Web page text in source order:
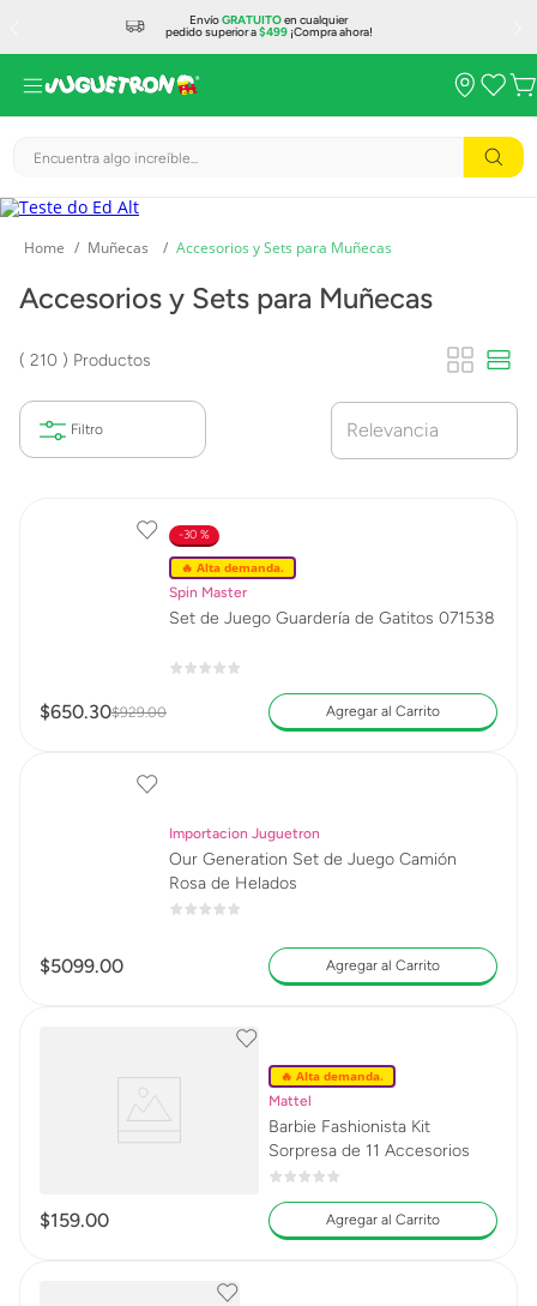
EnvíoGRATUITOen cualquier
pedido superior a$499¡Compra ahora!
Encuentra algo increíble...
Muñecas Accesorios y Sets para Muñecas
Accesorios y Sets para Muñecas
210 Productos
Relevancia
30 %
🔥 Alta demanda.
Spin Master
Set de Juego Guardería de Gatitos 071538
$650.30$929.00 Agregar al Carrito
Importacion Juguetron
Our Generation Set de Juego Camión
Rosa de Helados
$5099.00 Agregar al Carrito
🔥 Alta demanda.
Mattel
Barbie Fashionista Kit
Sorpresa de 11 Accesorios
$159.00 Agregar al Carrito